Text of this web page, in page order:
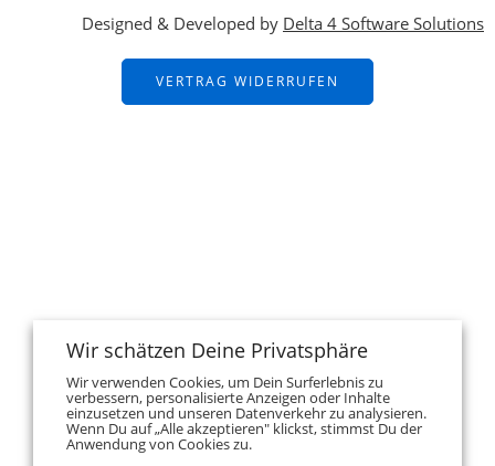
Designed & Developed by Delta 4 Software Solutions
VERTRAG WIDERRUFEN
Wir schätzen Deine Privatsphäre
Wir verwenden Cookies, um Dein Surferlebnis zu
verbessern, personalisierte Anzeigen oder Inhalte
einzusetzen und unseren Datenverkehr zu analysieren.
Wenn Du auf „Alle akzeptieren" klickst, stimmst Du der
Anwendung von Cookies zu.